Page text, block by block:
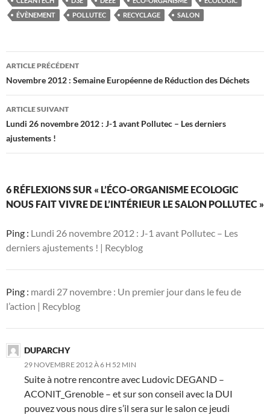
ÉVÈNEMENT
POLLUTEC RECYCLAGE SALON
Navigation
des
articles
ARTICLE PRÉCÉDENT
Novembre 2012 : Semaine Européenne de Réduction des Déchets
ARTICLE SUIVANT
Lundi 26 novembre 2012 : J-1 avant Pollutec – Les derniers
ajustements !
6 RÉFLEXIONS SUR « L’ÉCO-ORGANISME ECOLOGIC
NOUS FAIT VIVRE DE L’INTÉRIEUR LE SALON POLLUTEC »
Ping : Lundi 26 novembre 2012 : J-1 avant Pollutec – Les
derniers ajustements ! | Recyblog
Ping : mardi 27 novembre : Un premier jour dans le feu de
l’action | Recyblog
DUPARCHY
29 NOVEMBRE 2012 À 6 H 52 MIN
Suite à notre rencontre avec Ludovic DEGAND –
ACONIT_Grenoble – et sur son conseil avec la DUI
pouvez vous nous dire s’il sera sur le salon ce jeudi